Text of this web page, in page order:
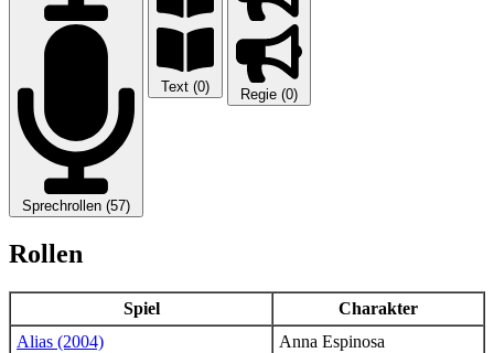
Sprechrollen (57)
Text (0) Regie (0)
Rollen
Spiel
Charakter
Alias (2004)
Anna Espinosa